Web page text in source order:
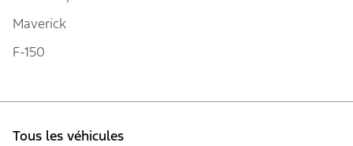
Maverick
F-150
Tous les véhicules